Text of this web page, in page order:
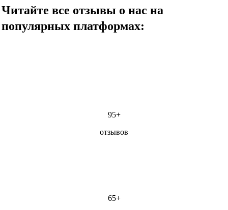
Читайте все отзывы о нас на
популярных платформах:
95+
отзывов
65+